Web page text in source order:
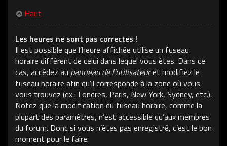
Haut
Les heures ne sont pas correctes !
Il est possible que l’heure affichée utilise un fuseau
horaire différent de celui dans lequel vous êtes. Dans ce
cas, accédez au panneau de l’utilisateuret modifiez le
fuseau horaire afin qu’il corresponde à la zone où vous
vous trouvez (ex : Londres, Paris, New York, Sydney, etc.).
Notez que la modification du fuseau horaire, comme la
plupart des paramètres, n’est accessible qu’aux membres
du forum. Donc si vous n’êtes pas enregistré, c’est le bon
moment pour le faire.